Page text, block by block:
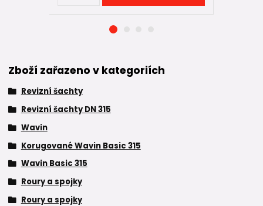
Zboží zařazeno v kategoriích
Revizní šachty
Revizní šachty DN 315
Wavin
Korugované Wavin Basic 315
Wavin Basic 315
Roury a spojky
Roury a spojky